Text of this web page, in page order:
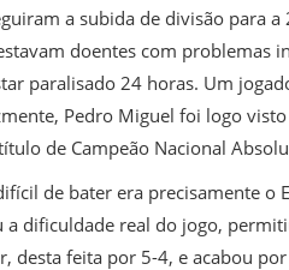
a subida de divisão para
doentes com problemas
paralisado 24 horas. Um
Pedro Miguel foi logo
de Campeão Nacional
de bater era precisamente
a dificuldade real do jogo,
desta feita por 5-4, e acabou